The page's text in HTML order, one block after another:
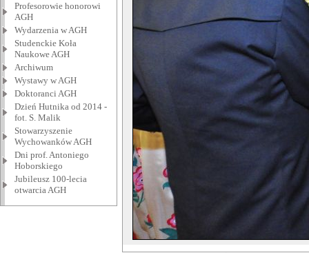
Profesorowie honorowi
AGH
Wydarzenia w AGH
Studenckie Koła
Naukowe AGH
Archiwum
Wystawy w AGH
Doktoranci AGH
Dzień Hutnika od 2014 -
fot. S. Malik
Stowarzyszenie
Wychowanków AGH
Dni prof. Antoniego
Hoborskiego
Jubileusz 100-lecia
otwarcia AGH